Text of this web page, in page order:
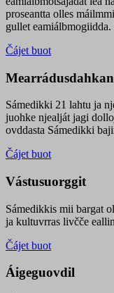
proseantta olles
gullet
Čájet buot
Mearrádusdahkan
Sámedikki 21 lahtu ja
juohke njealját jagi
ovddasta Sámedikki
Čájet buot
Vástusuorggit
Sámedikkis mii bargat
ja kultuvrras livčče
Čájet buot
Áigeguovdil